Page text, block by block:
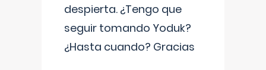
despierta. ¿Tengo que
seguir tomando Yoduk?
¿Hasta cuando? Gracias